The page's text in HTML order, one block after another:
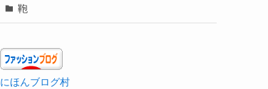
鞄
にほんブログ村